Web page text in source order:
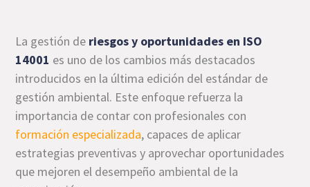
La gestión de riesgos y oportunidades en ISO
14001 es uno de los cambios más destacados
introducidos en la última edición del estándar de
gestión ambiental. Este enfoque refuerza la
importancia de contar con profesionales con
formación especializada, capaces de aplicar
estrategias preventivas y aprovechar oportunidades
que mejoren el desempeño ambiental de la